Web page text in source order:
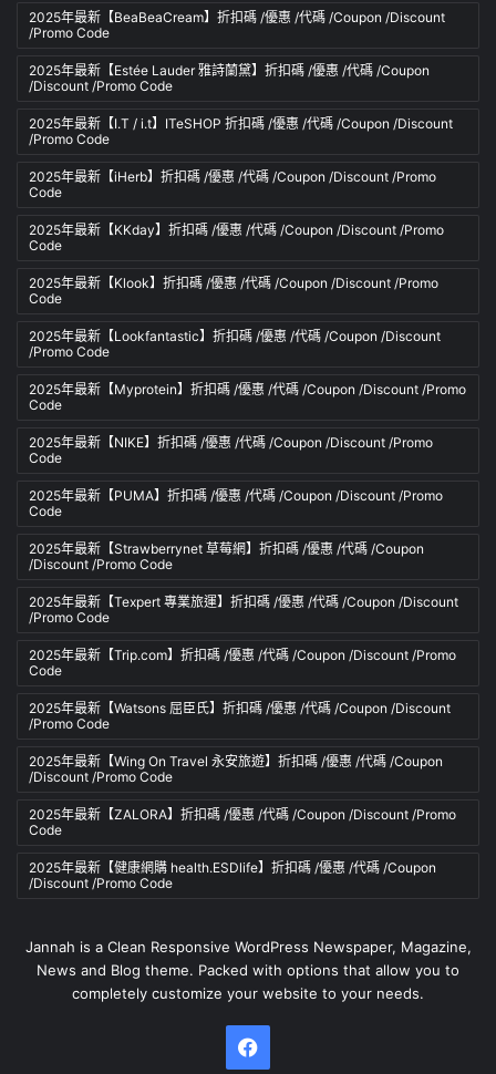
2025年最新【BeaBeaCream】折扣碼 /優惠 /代碼 /Coupon /Discount
/Promo Code
2025年最新【Estée Lauder 雅詩蘭黛】折扣碼 /優惠 /代碼 /Coupon
/Discount /Promo Code
2025年最新【I.T / i.t】ITeSHOP 折扣碼 /優惠 /代碼 /Coupon /Discount
/Promo Code
2025年最新【iHerb】折扣碼 /優惠 /代碼 /Coupon /Discount /Promo
Code
2025年最新【KKday】折扣碼 /優惠 /代碼 /Coupon /Discount /Promo
Code
2025年最新【Klook】折扣碼 /優惠 /代碼 /Coupon /Discount /Promo
Code
2025年最新【Lookfantastic】折扣碼 /優惠 /代碼 /Coupon /Discount
/Promo Code
2025年最新【Myprotein】折扣碼 /優惠 /代碼 /Coupon /Discount /Promo
Code
2025年最新【NIKE】折扣碼 /優惠 /代碼 /Coupon /Discount /Promo
Code
2025年最新【PUMA】折扣碼 /優惠 /代碼 /Coupon /Discount /Promo
Code
2025年最新【Strawberrynet 草莓網】折扣碼 /優惠 /代碼 /Coupon
/Discount /Promo Code
2025年最新【Texpert 專業旅運】折扣碼 /優惠 /代碼 /Coupon /Discount
/Promo Code
2025年最新【Trip.com】折扣碼 /優惠 /代碼 /Coupon /Discount /Promo
Code
2025年最新【Watsons 屈臣氏】折扣碼 /優惠 /代碼 /Coupon /Discount
/Promo Code
2025年最新【Wing On Travel 永安旅遊】折扣碼 /優惠 /代碼 /Coupon
/Discount /Promo Code
2025年最新【ZALORA】折扣碼 /優惠 /代碼 /Coupon /Discount /Promo
Code
2025年最新【健康網購 health.ESDlife】折扣碼 /優惠 /代碼 /Coupon
/Discount /Promo Code
Jannah is a Clean Responsive WordPress Newspaper, Magazine,
News and Blog theme. Packed with options that allow you to
completely customize your website to your needs.